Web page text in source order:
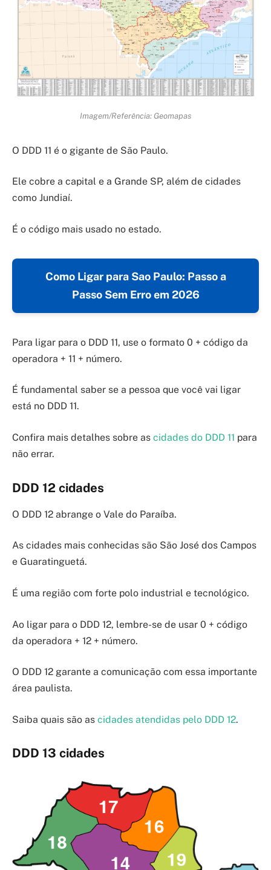
Imagem/Referência: Geomapas
O DDD 11 é o gigante de São Paulo.
Ele cobre a capital e a Grande SP, além de cidades
como Jundiaí.
É o código mais usado no estado.
Como Ligar para Sao Paulo: Passo a
Passo Sem Erro em 2026
Para ligar para o DDD 11, use o formato 0 + código da
operadora + 11 + número.
É fundamental saber se a pessoa que você vai ligar
está no DDD 11.
Confira mais detalhes sobre as cidades do DDD 11 para
não errar.
DDD 12 cidades
O DDD 12 abrange o Vale do Paraíba.
As cidades mais conhecidas são São José dos Campos
e Guaratinguetá.
É uma região com forte polo industrial e tecnológico.
Ao ligar para o DDD 12, lembre-se de usar 0 + código
da operadora + 12 + número.
O DDD 12 garante a comunicação com essa importante
área paulista.
Saiba quais são as cidades atendidas pelo DDD 12.
DDD 13 cidades